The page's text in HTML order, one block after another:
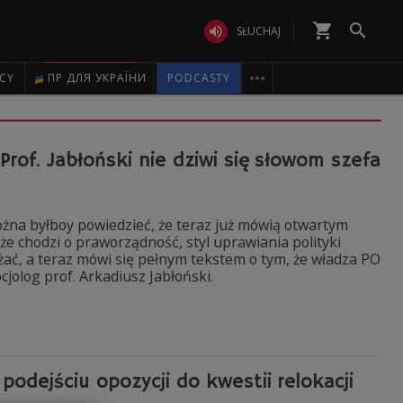
 SŁUCHAJ shopping_cart 
ПР ДЛЯ УКРАЇНИ PODCASTY 
Jabłoński nie dziwi się słowom szefa
byłboy powiedzieć, że teraz już mówią otwartym
chodzi o praworządność, styl uprawiania polityki
a teraz mówi się pełnym tekstem o tym, że władza PO
prof. Arkadiusz Jabłoński.
opozycji do kwestii relokacji